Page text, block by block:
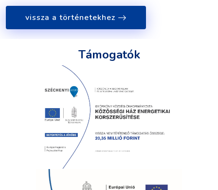
vissza a történetekhez
Támogatók